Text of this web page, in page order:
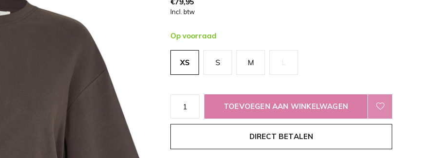
Incl. btw
Op voorraad
XS S M L
TOEVOEGEN AAN WINKELWAGEN
DIRECT BETALEN